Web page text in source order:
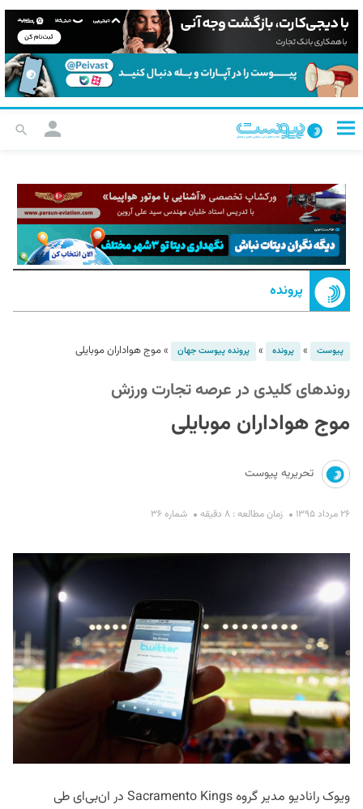
پرونده
پیوست » پرونده » پرونده پیوست جهان »موج هواداران موبایلی
روندهای کلیدی در عرصه تجارت ورزش
موج هواداران موبایلی
تحریریه پیوست
۲۶ مرداد ۱۳۹۵ زمان مطالعه : ۸ دقیقه شماره ۳۶
ویوک رانادیو مدیر گروه Sacramento Kings در ان‌بی‌ای طی